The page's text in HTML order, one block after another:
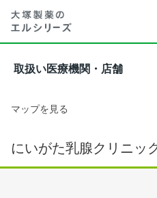
取扱い医療機関・店舗
マップを見る
にいがた乳腺クリニッ